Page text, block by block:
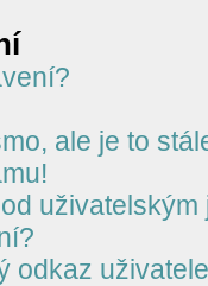
ale je to
uživatelským
odkaz